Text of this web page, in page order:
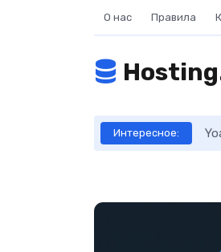
О нас Правила
Интересное: